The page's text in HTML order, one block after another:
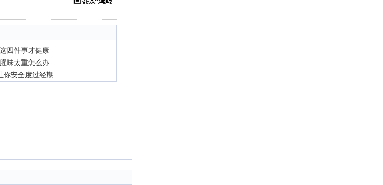
四件事才健康
味太重怎么办
你安全度过经期